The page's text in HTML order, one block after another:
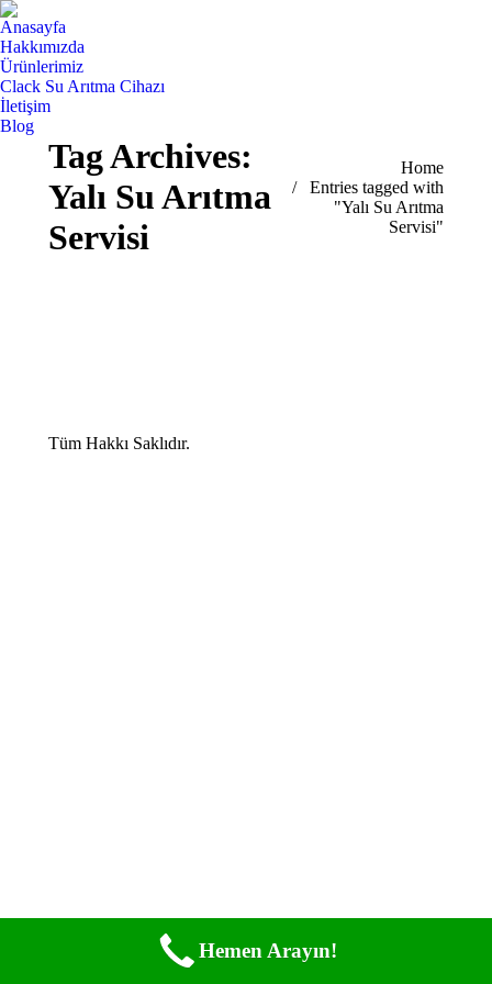
Anasayfa
Hakkımızda
Ürünlerimiz
Clack Su Arıtma Cihazı
İletişim
Blog
Tag Archives:
Yalı Su Arıtma
Servisi
Home
Entries tagged with
"Yalı Su Arıtma
Servisi"
Tüm Hakkı Saklıdır.
Hemen Arayın!